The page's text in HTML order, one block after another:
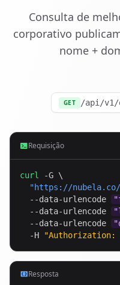
Consulta de
corporativo
nome +
GET /api/v1/
Requisição
curl
-G \
"https://nubela.co
  --data-urlencode
  --data-urlencode
  --data-urlencode
  -H
"Authorization:
Resposta